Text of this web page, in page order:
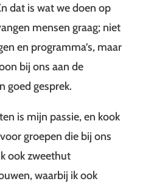
dat is wat we doen op
mensen graag; niet
en programma’s, maar
bij ons aan de
goed gesprek.
is mijn passie, en kook
groepen die bij ons
ook zweethut
waarbij ik ook